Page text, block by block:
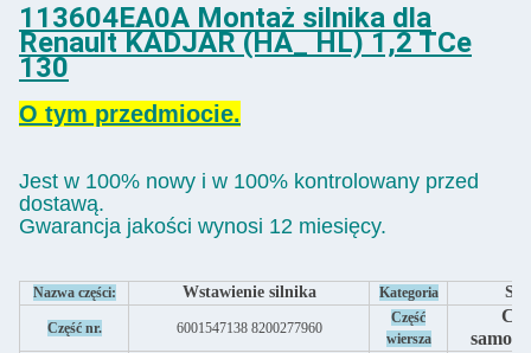
113604EA0A Montaż silnika dla
Renault KADJAR (HA_ HL) 1,2 TCe
130
O tym przedmiocie.
Jest w 100% nowy i w 100% kontrolowany przed
dostawą.
Gwarancja jakości wynosi 12 miesięcy.
Nazwa części: Wstawienie silnika Kategoria
Część nr. 6001547138 8200277960
Część
wiersza